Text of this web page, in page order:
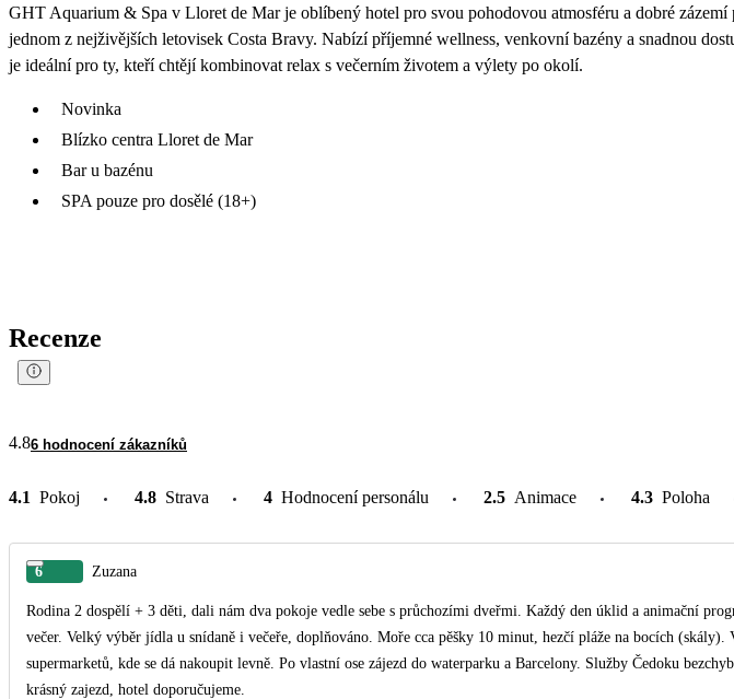
GHT Aquarium & Spa v Lloret de Mar je oblíbený hotel pro svou pohodovou atmosféru a dobré
jednom z nejživějších letovisek Costa Bravy. Nabízí příjemné wellness, venkovní bazény a snadnou
je ideální pro ty, kteří chtějí kombinovat relax s večerním životem a výlety po okolí.
Novinka
Blízko centra Lloret de Mar
Bar u bazénu
SPA pouze pro dosělé (18+)
Recenze
4.86 hodnocení zákazníků
4.1 Pokoj 4.8 Strava 4 Hodnocení personálu 2.5 Animace 4.3 Poloha
6 Zuzana
Rodina 2 dospělí + 3 děti, dali nám dva pokoje vedle sebe s průchozími dveřmi. Každý den úklid a animační
večer. Velký výběr jídla u snídaně i večeře, doplňováno. Moře cca pěšky 10 minut, hezčí pláže na bocích (skály).
supermarketů, kde se dá nakoupit levně. Po vlastní ose zájezd do waterparku a Barcelony. Služby Čedoku
krásný zajezd, hotel doporučujeme.